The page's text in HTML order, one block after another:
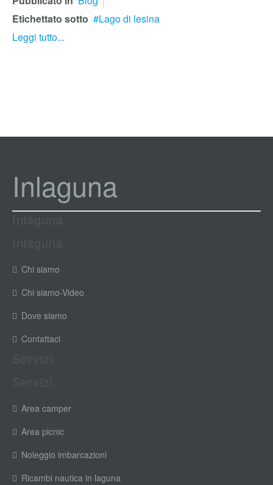
Etichettato sotto
Lago di lesina
Leggi tutto...
Inlaguna
Chi siamo
Chi siamo-Video
Dove siamo
Contattaci
Area camper
Area picnic
Noleggio imbarcazioni
Ricambi nautica in laguna